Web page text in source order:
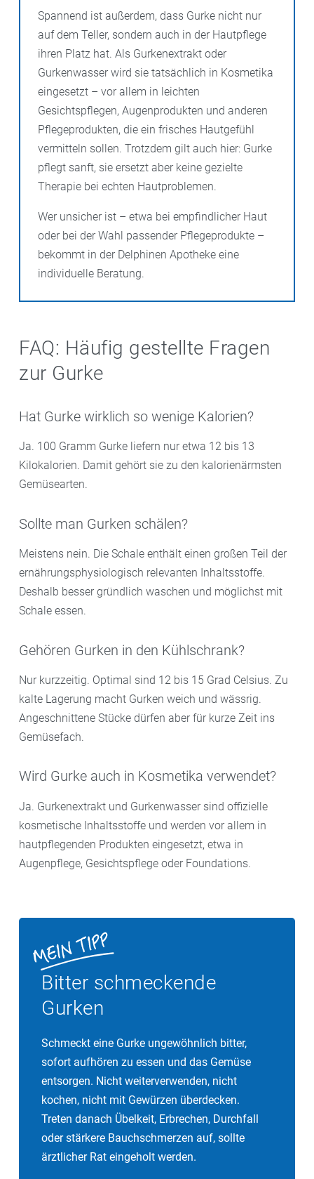
Spannend ist außerdem, dass Gurke nicht nur
auf dem Teller, sondern auch in der Hautpflege
ihren Platz hat. Als Gurkenextrakt oder
Gurkenwasser wird sie tatsächlich in Kosmetika
eingesetzt – vor allem in leichten
Gesichtspflegen, Augenprodukten und anderen
Pflegeprodukten, die ein frisches Hautgefühl
vermitteln sollen. Trotzdem gilt auch hier: Gurke
pflegt sanft, sie ersetzt aber keine gezielte
Therapie bei echten Hautproblemen.
Wer unsicher ist – etwa bei empfindlicher Haut
oder bei der Wahl passender Pflegeprodukte –
bekommt in der Delphinen Apotheke eine
individuelle Beratung.
FAQ: Häufig gestellte Fragen
zur Gurke
Hat Gurke wirklich so wenige Kalorien?
Ja. 100 Gramm Gurke liefern nur etwa 12 bis 13
Kilokalorien. Damit gehört sie zu den kalorienärmsten
Gemüsearten.
Sollte man Gurken schälen?
Meistens nein. Die Schale enthält einen großen Teil der
ernährungsphysiologisch relevanten Inhaltsstoffe.
Deshalb besser gründlich waschen und möglichst mit
Schale essen.
Gehören Gurken in den Kühlschrank?
Nur kurzzeitig. Optimal sind 12 bis 15 Grad Celsius. Zu
kalte Lagerung macht Gurken weich und wässrig.
Angeschnittene Stücke dürfen aber für kurze Zeit ins
Gemüsefach.
Wird Gurke auch in Kosmetika verwendet?
Ja. Gurkenextrakt und Gurkenwasser sind offizielle
kosmetische Inhaltsstoffe und werden vor allem in
hautpflegenden Produkten eingesetzt, etwa in
Augenpflege, Gesichtspflege oder Foundations.
Bitter schmeckende
Gurken
Schmeckt eine Gurke ungewöhnlich bitter,
sofort aufhören zu essen und das Gemüse
entsorgen. Nicht weiterverwenden, nicht
kochen, nicht mit Gewürzen überdecken.
Treten danach Übelkeit, Erbrechen, Durchfall
oder stärkere Bauchschmerzen auf, sollte
ärztlicher Rat eingeholt werden.